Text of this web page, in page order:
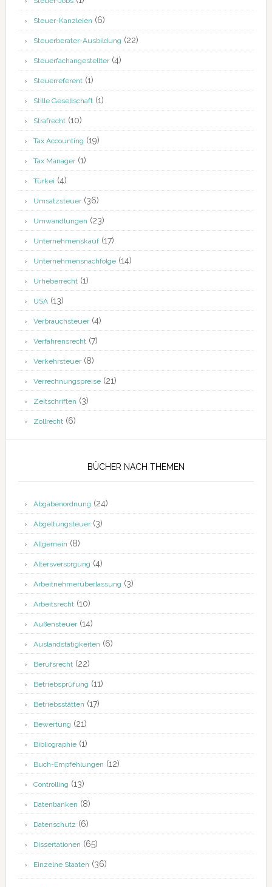
Steuer-Kanzleien (6)
Steuerberater-Ausbildung (22)
Steuerfachangestellter(4)
Steuerreferent(1)
Stille Gesellschaft(1)
Strafrecht(10)
Tax Accounting (19)
Tax Manager(1)
Türkei (4)
Umsatzsteuer(36)
Umwandlungen (23)
Unternehmenskauf(17)
Unternehmensnachfolge(14)
Urheberrecht(1)
USA(13)
Verbrauchsteuer(4)
Verfahrensrecht(7)
Verkehrsteuer(8)
Verrechnungspreise(21)
Zeitschriften (3)
Zollrecht(6)
BÜCHER NACH THEMEN
Abgabenordnung (24)
Abgeltungsteuer(3)
Allgemein (8)
Altersversorgung (4)
Arbeitnehmerüberlassung (3)
Arbeitsrecht(10)
Außensteuer(14)
Auslandstätigkeiten (6)
Berufsrecht(22)
Betriebsprüfung (11)
Betriebsstätten (17)
Bewertung (21)
Bibliographie(1)
Buch-Empfehlungen (12)
Controlling (13)
Datenbanken (8)
Datenschutz (6)
Dissertationen (65)
Einzelne Staaten (36)